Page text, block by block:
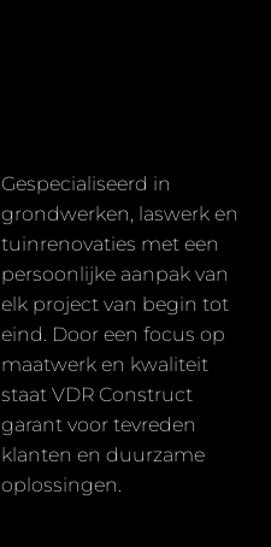
Gespecialiseerd in
grondwerken, laswerk en
tuinrenovaties met een
persoonlijke aanpak van
elk project van begin tot
eind. Door een focus op
maatwerk en kwaliteit
staat VDR Construct
garant voor tevreden
klanten en duurzame
oplossingen.